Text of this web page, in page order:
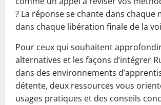
? La réponse se chante dans chaque
dans chaque libération finale de la
Pour ceux qui souhaitent
alternatives et les façons d’intégrer
dans des environnements
détente, deux ressources vous
usages pratiques et des conseils